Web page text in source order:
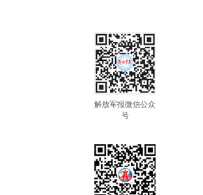
解放军报微信公众
号